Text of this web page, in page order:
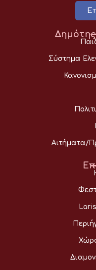
Σύστημα
Αιτήματα/